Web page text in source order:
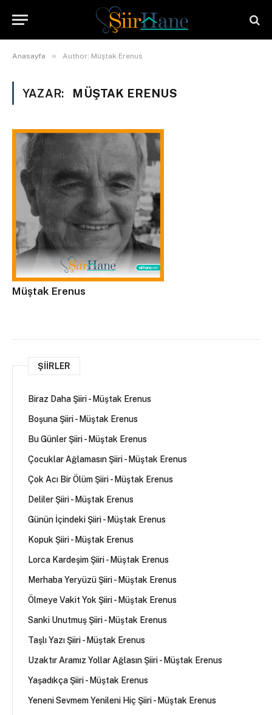
Anasayfa » Author: Müştak Erenus
YAZAR: MÜŞTAK ERENUS
Müştak Erenus
ŞIIRLER
Biraz Daha Şiiri - Müştak Erenus
Boşuna Şiiri - Müştak Erenus
Bu Günler Şiiri - Müştak Erenus
Çocuklar Ağlamasın Şiiri - Müştak Erenus
Çok Acı Bir Ölüm Şiiri - Müştak Erenus
Deliler Şiiri - Müştak Erenus
Günün İçindeki Şiiri - Müştak Erenus
Kopuk Şiiri - Müştak Erenus
Lorca Kardeşim Şiiri - Müştak Erenus
Merhaba Yeryüzü Şiiri - Müştak Erenus
Ölmeye Vakit Yok Şiiri - Müştak Erenus
Sanki Unutmuş Şiiri - Müştak Erenus
Taşlı Yazı Şiiri - Müştak Erenus
Uzaktır Aramız Yollar Ağlasın Şiiri - Müştak Erenus
Yaşadıkça Şiiri - Müştak Erenus
Yeneni Sevmem Yenileni Hiç Şiiri - Müştak Erenus